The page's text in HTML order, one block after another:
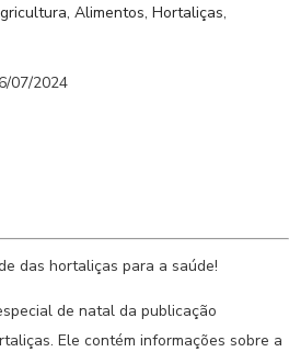
, Alimentos, Hortaliças,
07/2024
das hortaliças para a saúde!
de natal da publicação
Ele contém informações sobre a